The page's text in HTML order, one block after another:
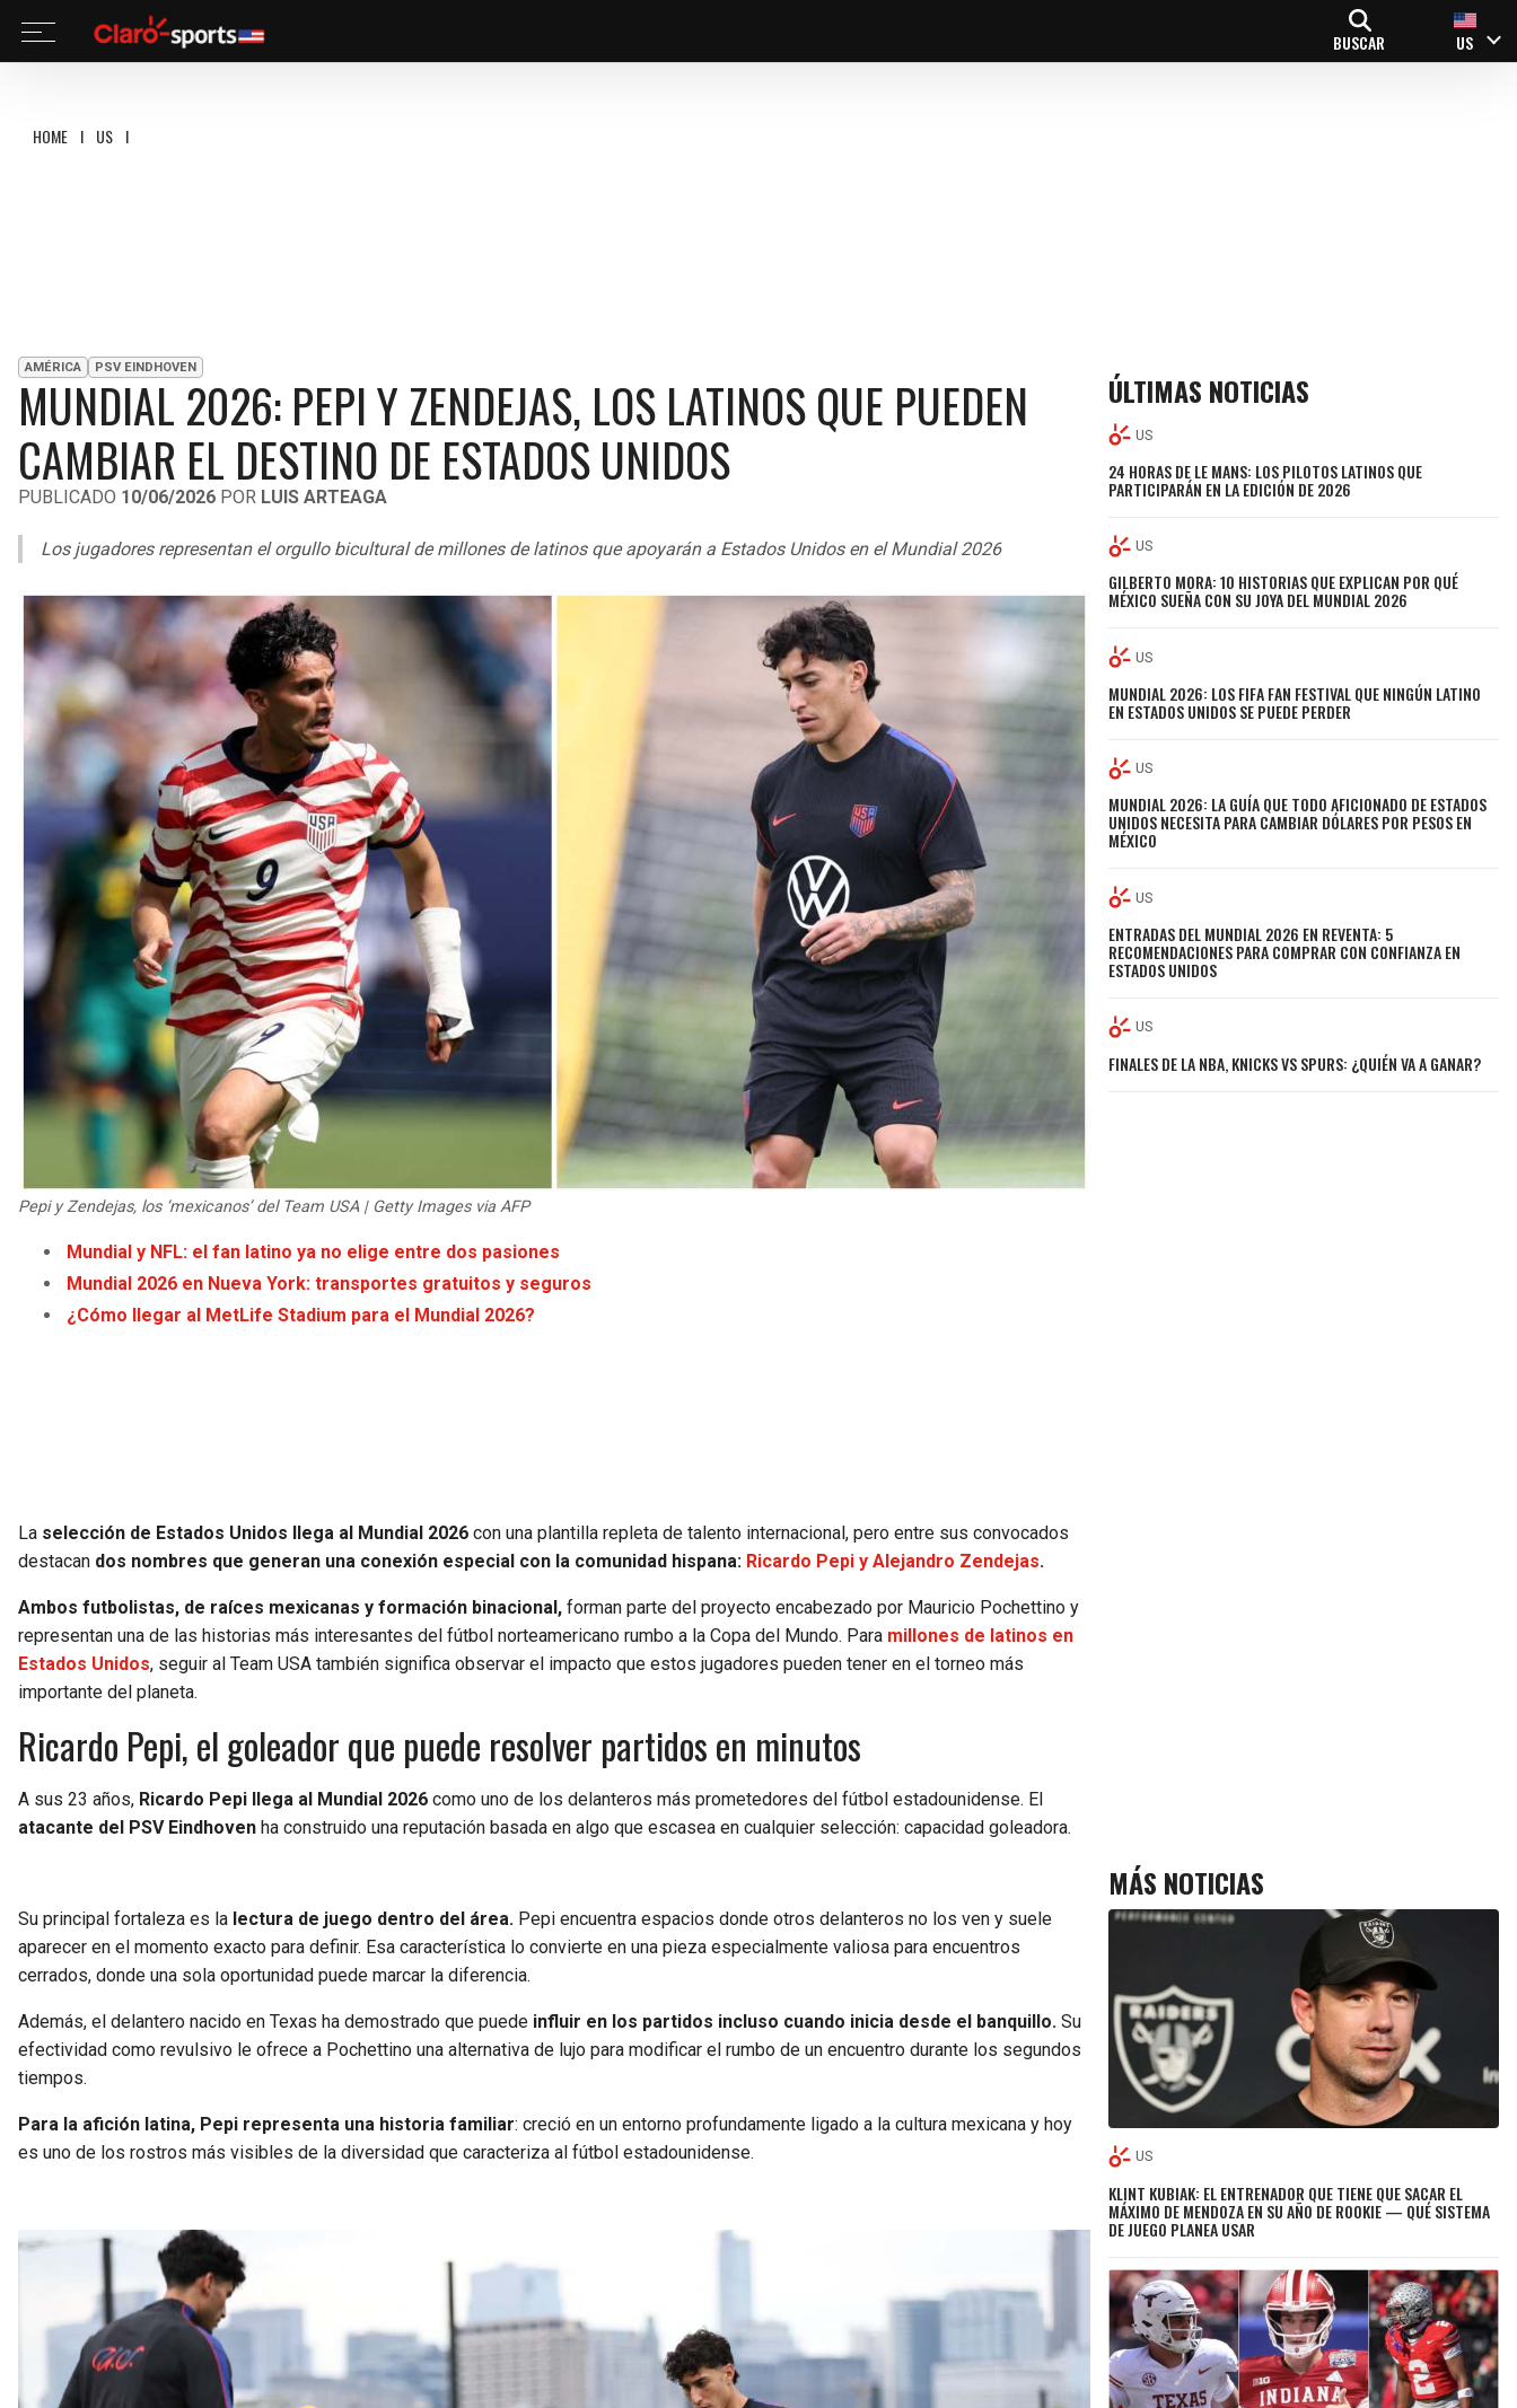
BUSCAR US
HOME I US I
AMÉRICA PSV EINDHOVEN
MUNDIAL 2026: PEPI Y ZENDEJAS, LOS LATINOS QUE PUEDEN
CAMBIAR EL DESTINO DE ESTADOS UNIDOS
PUBLICADO 10/06/2026 POR LUIS ARTEAGA
Los jugadores representan el orgullo bicultural de millones de latinos que apoyarán a Estados Unidos en el Mundial 2026
Pepi y Zendejas, los ‘mexicanos’ del Team USA | Getty Images via AFP
Mundial y NFL: el fan latino ya no elige entre dos pasiones
Mundial 2026 en Nueva York: transportes gratuitos y seguros
¿Cómo llegar al MetLife Stadium para el Mundial 2026?
La selección de Estados Unidos llega al Mundial 2026 con una plantilla repleta de talento internacional, pero entre sus convocados
destacan dos nombres que generan una conexión especial con la comunidad hispana: Ricardo Pepi y Alejandro Zendejas.
Ambos futbolistas, de raíces mexicanas y formación binacional, forman parte del proyecto encabezado por Mauricio Pochettino y
representan una de las historias más interesantes del fútbol norteamericano rumbo a la Copa del Mundo. Para millones de latinos en
Estados Unidos, seguir al Team USA también significa observar el impacto que estos jugadores pueden tener en el torneo más
importante del planeta.
Ricardo Pepi, el goleador que puede resolver partidos en minutos
A sus 23 años, Ricardo Pepi llega al Mundial 2026 como uno de los delanteros más prometedores del fútbol estadounidense. El
atacante del PSV Eindhoven ha construido una reputación basada en algo que escasea en cualquier selección: capacidad goleadora.
Su principal fortaleza es la lectura de juego dentro del área. Pepi encuentra espacios donde otros delanteros no los ven y suele
aparecer en el momento exacto para definir. Esa característica lo convierte en una pieza especialmente valiosa para encuentros
cerrados, donde una sola oportunidad puede marcar la diferencia.
Además, el delantero nacido en Texas ha demostrado que puede influir en los partidos incluso cuando inicia desde el banquillo. Su
efectividad como revulsivo le ofrece a Pochettino una alternativa de lujo para modificar el rumbo de un encuentro durante los segundos
tiempos.
Para la afición latina, Pepi representa una historia familiar: creció en un entorno profundamente ligado a la cultura mexicana y hoy
es uno de los rostros más visibles de la diversidad que caracteriza al fútbol estadounidense.
ÚLTIMAS NOTICIAS
US
24 HORAS DE LE MANS: LOS PILOTOS LATINOS QUE
PARTICIPARÁN EN LA EDICIÓN DE 2026
US
GILBERTO MORA: 10 HISTORIAS QUE EXPLICAN POR QUÉ
MÉXICO SUEÑA CON SU JOYA DEL MUNDIAL 2026
US
MUNDIAL 2026: LOS FIFA FAN FESTIVAL QUE NINGÚN LATINO
EN ESTADOS UNIDOS SE PUEDE PERDER
US
MUNDIAL 2026: LA GUÍA QUE TODO AFICIONADO DE ESTADOS
UNIDOS NECESITA PARA CAMBIAR DÓLARES POR PESOS EN
MÉXICO
US
ENTRADAS DEL MUNDIAL 2026 EN REVENTA: 5
RECOMENDACIONES PARA COMPRAR CON CONFIANZA EN
ESTADOS UNIDOS
US
FINALES DE LA NBA, KNICKS VS SPURS: ¿QUIÉN VA A GANAR?
MÁS NOTICIAS
US
KLINT KUBIAK: EL ENTRENADOR QUE TIENE QUE SACAR EL
MÁXIMO DE MENDOZA EN SU AÑO DE ROOKIE — QUÉ SISTEMA
DE JUEGO PLANEA USAR